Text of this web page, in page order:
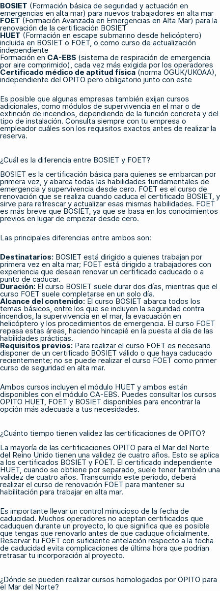
BOSIET (Formación básica de seguridad y actuación en
emergencias en alta mar) para nuevos trabajadores en alta mar
FOET(Formación Avanzada en Emergencias en Alta Mar) para la
renovación de la certificación BOSIET
HUET (Formación en escape submarino desde helicóptero)
incluida en BOSIET o FOET, o como curso de actualización
independiente
Formación en CA-EBS (sistema de respiración de emergencia
por aire comprimido), cada vez más exigida por los operadores
Certificado médico de aptitud física(norma OGUK/UKOAA),
independiente del OPITO pero obligatorio junto con este
Es posible que algunas empresas también exijan cursos
adicionales, como módulos de supervivencia en el mar o de
extinción de incendios, dependiendo de la función concreta y del
tipo de instalación. Consulta siempre con tu empresa o
empleador cuáles son los requisitos exactos antes de realizar la
reserva.
¿Cuál es la diferencia entre BOSIET y FOET?
BOSIET es la certificación básica para quienes se embarcan por
primera vez, y abarca todas las habilidades fundamentales de
emergencia y supervivencia desde cero. FOET es el curso de
renovación que se realiza cuando caduca el certificado BOSIET, y
sirve para refrescar y actualizar esas mismas habilidades. FOET
es más breve que BOSIET, ya que se basa en los conocimientos
previos en lugar de empezar desde cero.
Las principales diferencias entre ambos son:
Destinatarios: BOSIET está dirigido a quienes trabajan por
primera vez en alta mar; FOET está dirigido a trabajadores con
experiencia que desean renovar un certificado caducado o a
punto de caducar.
Duración: El curso BOSIET suele durar dos días, mientras que el
curso FOET suele completarse en un solo día.
Alcance del contenido: El curso BOSIET abarca todos los
temas básicos, entre los que se incluyen la seguridad contra
incendios, la supervivencia en el mar, la evacuación en
helicóptero y los procedimientos de emergencia. El curso FOET
repasa estas áreas, haciendo hincapié en la puesta al día de las
habilidades prácticas.
Requisitos previos: Para realizar el curso FOET es necesario
disponer de un certificado BOSIET válido o que haya caducado
recientemente; no se puede realizar el curso FOET como primer
curso de seguridad en alta mar.
Ambos cursos incluyen el módulo HUET y ambos están
disponibles con el módulo CA-EBS. Puedes consultar los cursos
OPITO HUET, FOET y BOSIET disponibles para encontrar la
opción más adecuada a tus necesidades.
¿Cuánto tiempo tienen validez las certificaciones de OPITO?
La mayoría de las certificaciones OPITO para el Mar del Norte
del Reino Unido tienen una validez de cuatro años. Esto se aplica
a los certificados BOSIET y FOET. El certificado independiente
HUET, cuando se obtiene por separado, suele tener también una
validez de cuatro años. Transcurrido este periodo, deberá
realizar el curso de renovación FOET para mantener su
habilitación para trabajar en alta mar.
Es importante llevar un control minucioso de la fecha de
caducidad. Muchos operadores no aceptan certificados que
caduquen durante un proyecto, lo que significa que es posible
que tengas que renovarlo antes de que caduque oficialmente.
Reservar tu FOET con suficiente antelación respecto a la fecha
de caducidad evita complicaciones de última hora que podrían
retrasar tu incorporación al proyecto.
¿Dónde se pueden realizar cursos homologados por OPITO para
el Mar del Norte?